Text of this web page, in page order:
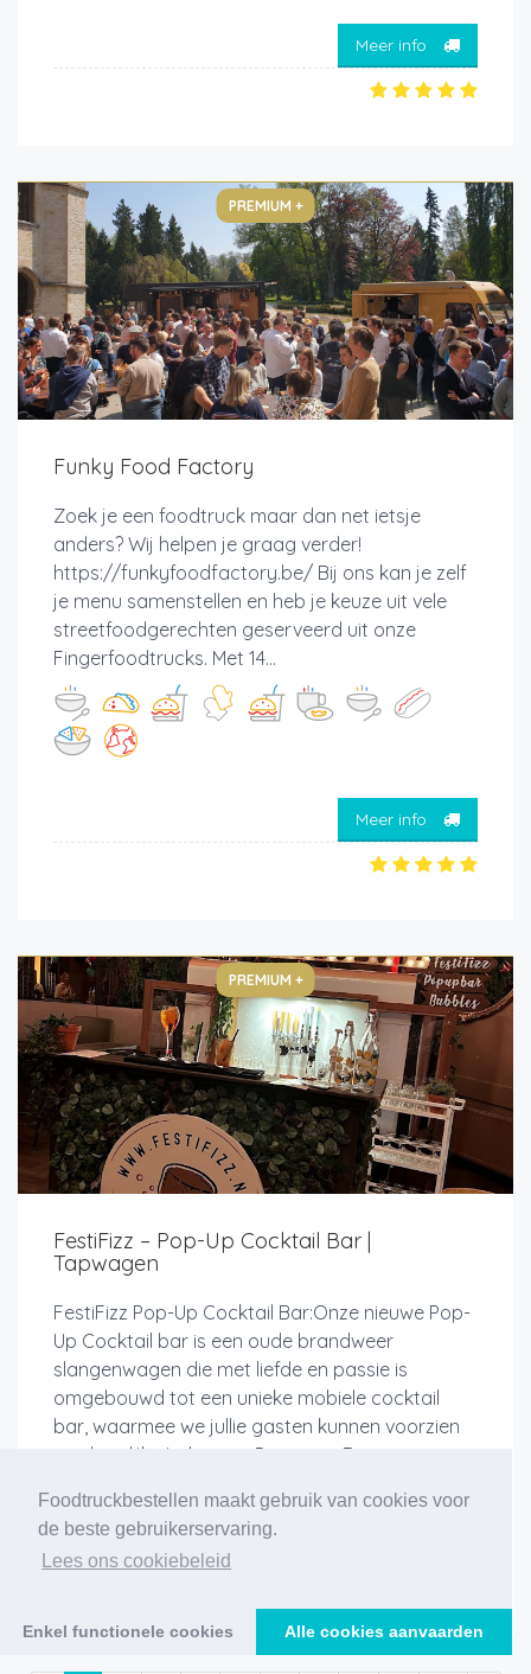
Foodtruckbestellen maakt gebruik van cookies voor
de beste gebruikerservaring.
Lees ons cookiebeleid
Enkel functionele cookies Alle cookies aanvaarden
Meer info
PREMIUM +
Funky Food Factory
Zoek je een foodtruck maar dan net ietsje
anders? Wij helpen je graag verder!
https://funkyfoodfactory.be/ Bij ons kan je zelf
je menu samenstellen en heb je keuze uit vele
streetfoodgerechten geserveerd uit onze
Fingerfoodtrucks. Met 14...
Meer info
PREMIUM +
FestiFizz – Pop-Up Cocktail Bar |
Tapwagen
FestiFizz Pop-Up Cocktail Bar:Onze nieuwe Pop-
Up Cocktail bar is een oude brandweer
slangenwagen die met liefde en passie is
omgebouwd tot een unieke mobiele cocktail
bar, waarmee we jullie gasten kunnen voorzien
van heerlijke Italiaanse Prosecco Fri...